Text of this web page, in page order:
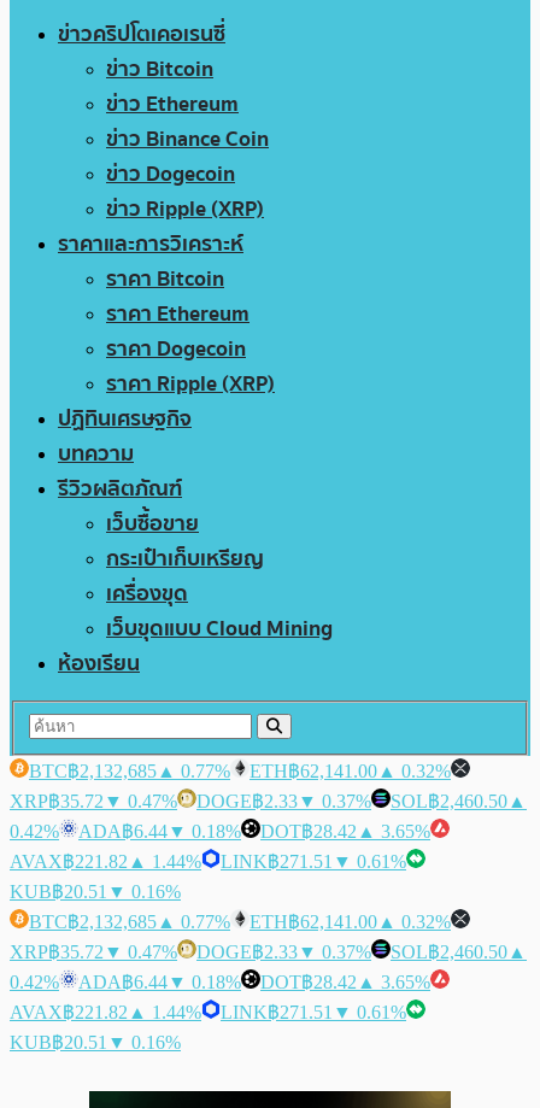
ข่าวคริปโตเคอเรนซี่
ข่าว Bitcoin
ข่าว Ethereum
ข่าว Binance Coin
ข่าว Dogecoin
ข่าว Ripple (XRP)
ราคาและการวิเคราะห์
ราคา Bitcoin
ราคา Ethereum
ราคา Dogecoin
ราคา Ripple (XRP)
ปฏิทินเศรษฐกิจ
บทความ
รีวิวผลิตภัณฑ์
เว็บซื้อขาย
กระเป๋าเก็บเหรียญ
เครื่องขุด
เว็บขุดแบบ Cloud Mining
ห้องเรียน
BTC฿2,132,685 ▲ 0.77% ETH฿62,141.00 ▲ 0.32%
XRP฿35.72 ▼ 0.47% DOGE฿2.33▼ 0.37% SOL฿2,460.50 ▲
0.42%
ADA฿6.44▼ 0.18% DOT฿28.42 ▲ 3.65%
AVAX฿221.82 ▲ 1.44% LINK฿271.51 ▼ 0.61%
KUB฿20.51 ▼ 0.16%
BTC฿2,132,685 ▲ 0.77% ETH฿62,141.00 ▲ 0.32%
XRP฿35.72 ▼ 0.47% DOGE฿2.33▼ 0.37% SOL฿2,460.50 ▲
0.42%
ADA฿6.44▼ 0.18% DOT฿28.42 ▲ 3.65%
AVAX฿221.82 ▲ 1.44% LINK฿271.51 ▼ 0.61%
KUB฿20.51 ▼ 0.16%